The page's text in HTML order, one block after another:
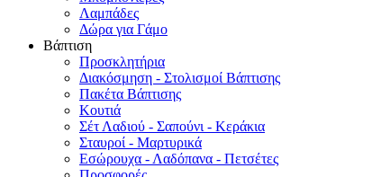
Λαμπάδες
Δώρα για Γάμο
Βάπτιση
Προσκλητήρια
Διακόσμηση - Στολισμοί Βάπτισης
Πακέτα Βάπτισης
Κουτιά
Σέτ Λαδιού - Σαπούνι - Κεράκια
Σταυροί - Μαρτυρικά
Εσώρουχα - Λαδόπανα - Πετσέτες